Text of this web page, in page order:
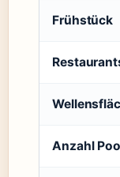
Frühstück
Anzahl